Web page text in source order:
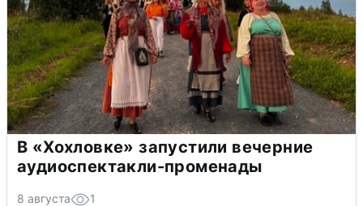
В «Хохловке» запустили вечерние
аудиоспектакли-променады
8 августа 1